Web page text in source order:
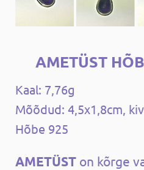
AMETÜST
Kaal: 7,76g
Mõõdud: 4,5x1,8cm,
Hõbe 925
AMETÜST on kõrge